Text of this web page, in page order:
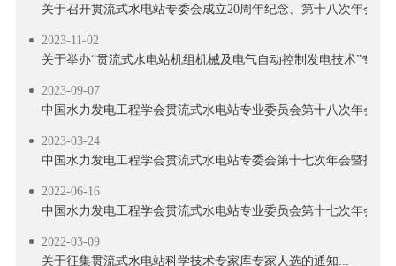
关于召开贯流式水电站专委会成立20周年纪念、第十八次年会暨
2023-11-02
关于举办“贯流式水电站机组机械及电气自动控制发电技术”专题
2023-09-07
中国水力发电工程学会贯流式水电站专业委员会第十八次年会征
2023-03-24
中国水力发电工程学会贯流式水电站专委会第十七次年会暨技术
2022-06-16
中国水力发电工程学会贯流式水电站专业委员会第十七次年会征
2022-03-09
关于征集贯流式水电站科学技术专家库专家人选的通知...